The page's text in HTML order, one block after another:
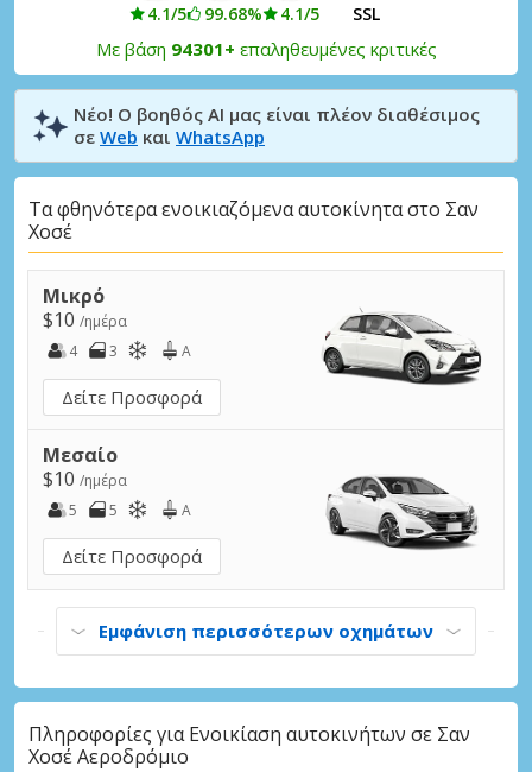
4.1/5 99.68% 4.1/5 SSL
Με βάση 94301+ επαληθευμένες κριτικές
Νέο! Ο βοηθός AI μας είναι πλέον διαθέσιμος
σε Web και WhatsApp
Τα φθηνότερα ενοικιαζόμενα αυτοκίνητα στο Σαν
Χοσέ
Μικρό
$10 /ημέρα
4
3 A
Δείτε Προσφορά
Μεσαίο
$10 /ημέρα
5
5 A
Δείτε Προσφορά
Εμφάνιση περισσότερων οχημάτων
Πληροφορίες για Ενοικίαση αυτοκινήτων σε Σαν
Χοσέ Αεροδρόμιο